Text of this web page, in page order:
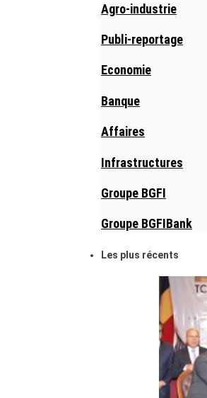
Agro-industrie
Publi-reportage
Economie
Banque
Affaires
Infrastructures
Groupe BGFI
Groupe BGFIBank
Les plus récents